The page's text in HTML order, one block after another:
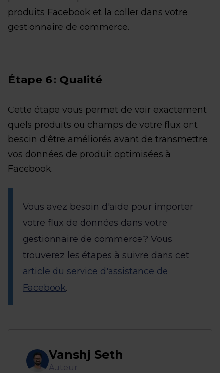
produits Facebook et la coller dans votre
gestionnaire de commerce.
Étape 6 : Qualité
Cette étape vous permet de voir exactement
quels produits ou champs de votre flux ont
besoin d'être améliorés avant de transmettre
vos données de produit optimisées à
Facebook.
Vous avez besoin d'aide pour importer
votre flux de données dans votre
gestionnaire de commerce ? Vous
trouverez les étapes à suivre dans cet
article du service d'assistance de
Facebook.
Vanshj Seth
Auteur